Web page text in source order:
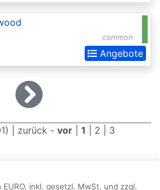
common
Angebote
| zurück - vor 1 2 3
inkl. gesetzl. MwSt. und zzgl.